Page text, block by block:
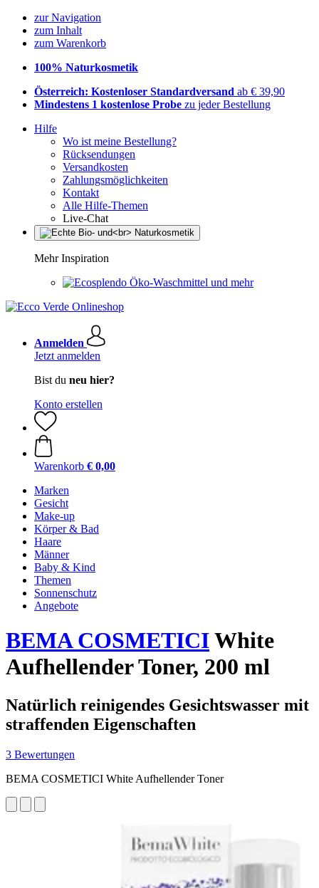
zur Navigation
zum Inhalt
zum Warenkorb
100% Naturkosmetik
Österreich: Kostenloser Standardversand ab € 39,90
Mindestens 1 kostenlose Probe zu jeder Bestellung
Hilfe
Wo ist meine Bestellung?
Rücksendungen
Versandkosten
Zahlungsmöglichkeiten
Kontakt
Alle Hilfe-Themen
Live-Chat
Mehr Inspiration
Öko-Waschmittel und mehr
Anmelden
Jetzt anmelden
Bist du neu hier?
Konto erstellen
Warenkorb € 0,00
Marken
Gesicht
Make-up
Körper & Bad
Haare
Männer
Baby & Kind
Themen
Sonnenschutz
Angebote
BEMA COSMETICIWhite
Aufhellender Toner, 200 ml
Natürlich reinigendes Gesichtswasser mit
straffenden Eigenschaften
3 Bewertungen
BEMA COSMETICI White Aufhellender Toner